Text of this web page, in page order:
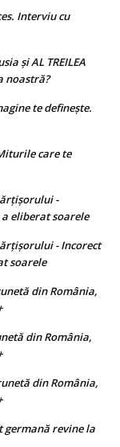
Interviu cu
și AL TREILEA
noastră?
te definește.
care te
-
eliberat soarele
- Incorect
soarele
din România,
din România,
din România,
germană revine la